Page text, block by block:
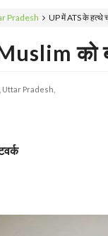
Pradesh UP में ATS के हत्थे
Uttar Pradesh,